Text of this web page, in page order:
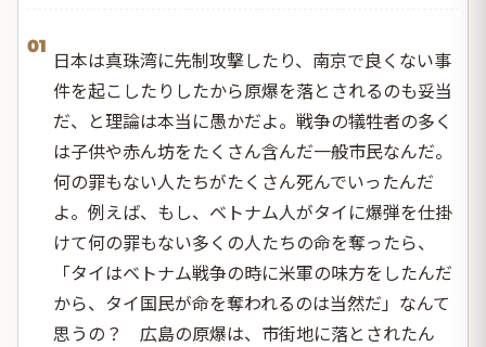
01
日本は真珠湾に先制攻撃したり、南京で良くない事
件を起こしたりしたから原爆を落とされるのも妥当
だ、と理論は本当に愚かだよ。戦争の犠牲者の多く
は子供や赤ん坊をたくさん含んだ一般市民なんだ。
何の罪もない人たちがたくさん死んでいったんだ
よ。例えば、もし、ベトナム人がタイに爆弾を仕掛
けて何の罪もない多くの人たちの命を奪ったら、
「タイはベトナム戦争の時に米軍の味方をしたんだ
から、タイ国民が命を奪われるのは当然だ」なんて
思うの？ 広島の原爆は、市街地に落とされたん